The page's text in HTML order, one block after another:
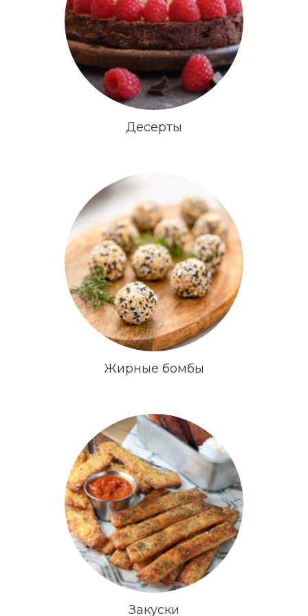
Десерты
Жирные бомбы
Закуски